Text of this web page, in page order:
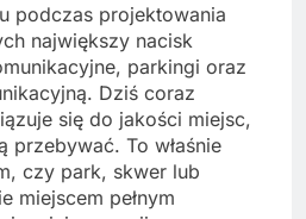
podczas projektowania
największy nacisk
parkingi oraz
Dziś coraz
się do jakości miejsc,
przebywać. To właśnie
czy park, skwer lub
miejscem pełnym